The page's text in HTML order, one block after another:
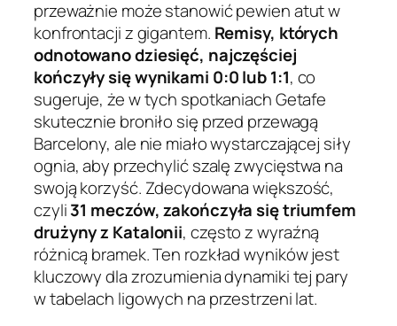
przeważnie może stanowić pewien atut w
konfrontacji z gigantem. Remisy, których
odnotowano dziesięć, najczęściej
kończyły się wynikami 0:0 lub 1:1, co
sugeruje, że w tych spotkaniach Getafe
skutecznie broniło się przed przewagą
Barcelony, ale nie miało wystarczającej siły
ognia, aby przechylić szalę zwycięstwa na
swoją korzyść. Zdecydowana większość,
czyli31 meczów, zakończyła się triumfem
drużyny z Katalonii, często z wyraźną
różnicą bramek. Ten rozkład wyników jest
kluczowy dla zrozumienia dynamiki tej pary
w tabelach ligowych na przestrzeni lat.